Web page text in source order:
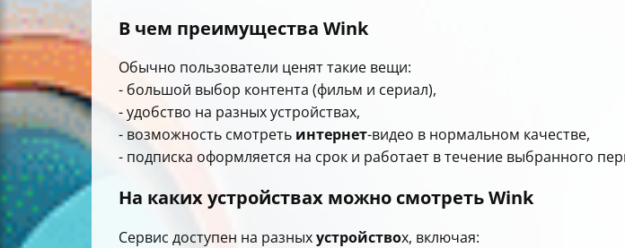
В чем преимущества Wink
Обычно пользователи ценят такие вещи:
- большой выбор контента (фильм и сериал),
- удобство на разных устройствах,
- возможность смотреть интернет-видео в нормальном качестве,
- подписка оформляется на срок и работает в течение выбранного
На каких устройствах можно смотреть Wink
Сервис доступен на разныхустройствох, включая: